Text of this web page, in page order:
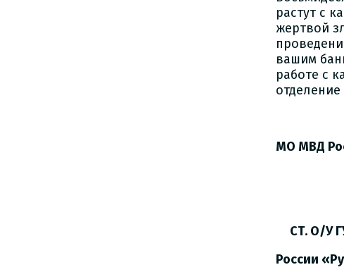
растут с
жертвой
вашим
работе с
ОП
МО МВД
ст. О\У
В.Ю.
СТ. О/У
России